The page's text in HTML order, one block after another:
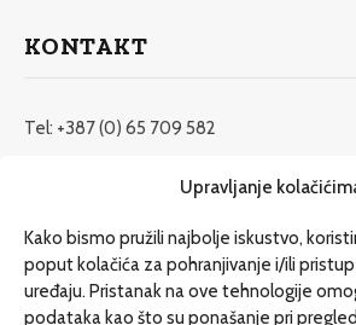
Upravljanje
Kako bismo pružili najbolje iskustvo,
poput kolačića za pohranjivanje i/ili
uređaju. Pristanak na ove tehnologije
podataka kao što su ponašanje pri
KONTAKT
Tel: +387 (0) 65 709 582
redakcija@etrafika.net
Dosije